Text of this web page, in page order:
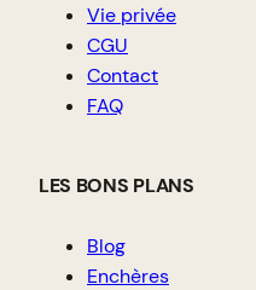
Vie privée
CGU
Contact
FAQ
LES BONS PLANS
Blog
Enchères